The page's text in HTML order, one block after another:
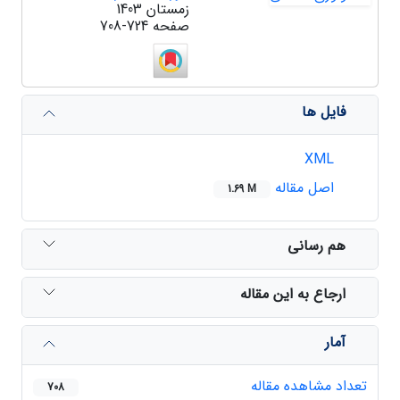
زمستان 1403
صفحه 708-724
فایل ها
اصل مقاله
1.69 M
هم رسانی
ارجاع به این مقاله
آمار
تعداد مشاهده مقاله
708